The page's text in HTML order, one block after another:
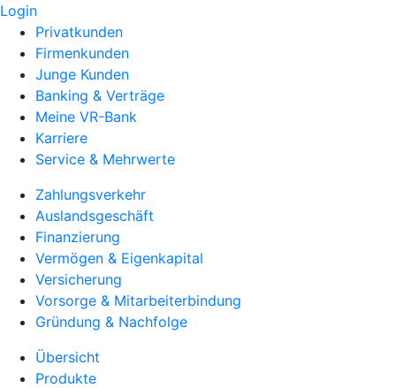
Login
Privatkunden
Firmenkunden
Junge Kunden
Banking & Verträge
Meine VR-Bank
Karriere
Service & Mehrwerte
Zahlungsverkehr
Auslandsgeschäft
Finanzierung
Vermögen & Eigenkapital
Versicherung
Vorsorge & Mitarbeiterbindung
Gründung & Nachfolge
Übersicht
Produkte